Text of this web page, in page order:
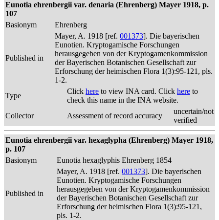
Eunotia ehrenbergii var. denaria (Ehrenberg) Mayer 1918, p.
107
Basionym
Ehrenberg
Published in
Mayer, A. 1918 [ref. 001373]. Die bayerischen
Eunotien. Kryptogamische Forschungen
herausgegeben von der Kryptogamenkommission
der Bayerischen Botanischen Gesellschaft zur
Erforschung der heimischen Flora 1(3):95-121, pls.
1-2.
Type
Click here to view INA card. Click here to
check this name in the INA website.
Collector
Assessment of record accuracy
uncertain/not
verified
Eunotia ehrenbergii var. hexaglypha (Ehrenberg) Mayer 1918,
p. 107
Basionym
Eunotia hexaglyphis Ehrenberg 1854
Published in
Mayer, A. 1918 [ref. 001373]. Die bayerischen
Eunotien. Kryptogamische Forschungen
herausgegeben von der Kryptogamenkommission
der Bayerischen Botanischen Gesellschaft zur
Erforschung der heimischen Flora 1(3):95-121,
pls. 1-2.